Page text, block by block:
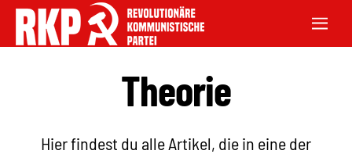
Theorie
Hier findest du alle Artikel, die in eine der